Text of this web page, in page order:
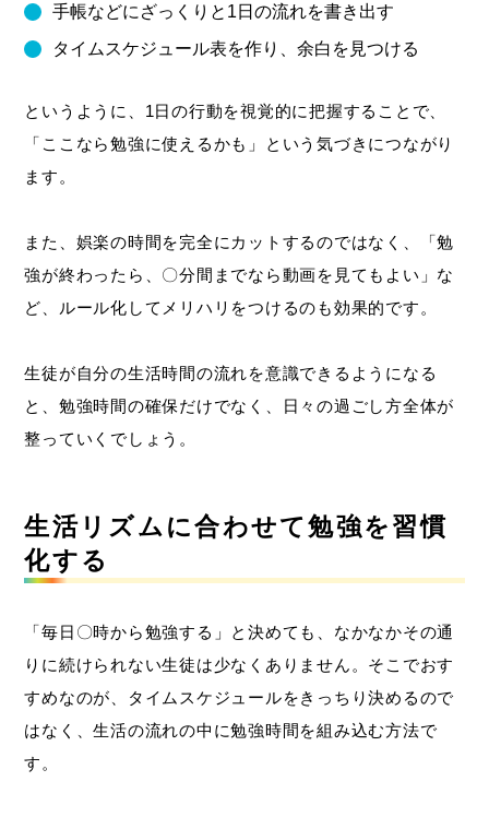
手帳などにざっくりと1日の流れを書き出す
タイムスケジュール表を作り、余白を見つける
というように、1日の行動を視覚的に把握することで、
「ここなら勉強に使えるかも」という気づきにつながり
ます。
また、娯楽の時間を完全にカットするのではなく、「勉
強が終わったら、〇分間までなら動画を見てもよい」な
ど、ルール化してメリハリをつけるのも効果的です。
生徒が自分の生活時間の流れを意識できるようになる
と、勉強時間の確保だけでなく、日々の過ごし方全体が
整っていくでしょう。
生活リズムに合わせて勉強を習慣
化する
「毎日〇時から勉強する」と決めても、なかなかその通
りに続けられない生徒は少なくありません。そこでおす
すめなのが、タイムスケジュールをきっちり決めるので
はなく、生活の流れの中に勉強時間を組み込む方法で
す。